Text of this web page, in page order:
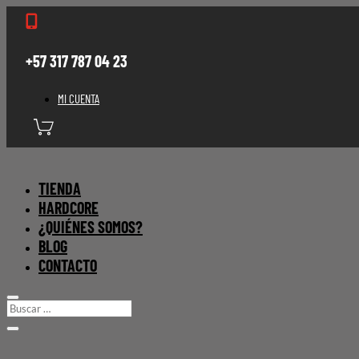

+57 317 787 04 23
MI CUENTA
TIENDA
HARDCORE
¿QUIÉNES SOMOS?
BLOG
CONTACTO